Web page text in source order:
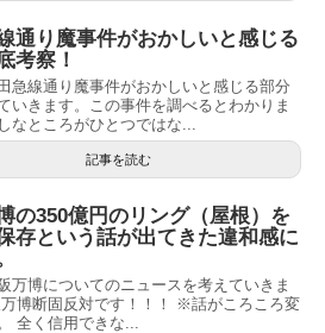
通り魔事件がおかしいと感じる
考察！
急線通り魔事件がおかしいと感じる部分
いきます。この事件を調べるとわかりま
なところがひとつではな...
記事を読む
の350億円のリング（屋根）を
存という話が出てきた違和感に
万博についてのニュースを考えていきま
博断固反対です！！！ ※話がころころ変
全く信用できな...